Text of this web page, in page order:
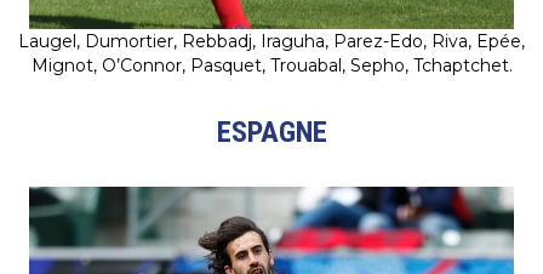
Laugel, Dumortier, Rebbadj, Iraguha, Parez-Edo, Riva, Epée,
Mignot, O’Connor, Pasquet, Trouabal, Sepho, Tchaptchet.
ESPAGNE